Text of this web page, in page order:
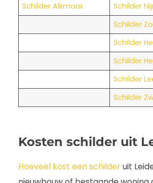
Schilder Alkmaar
Schilder
Schilder
Schilder
Schilder
Schilder
Schilder
Kosten schilder uit
Hoeveel kost een schilderuit